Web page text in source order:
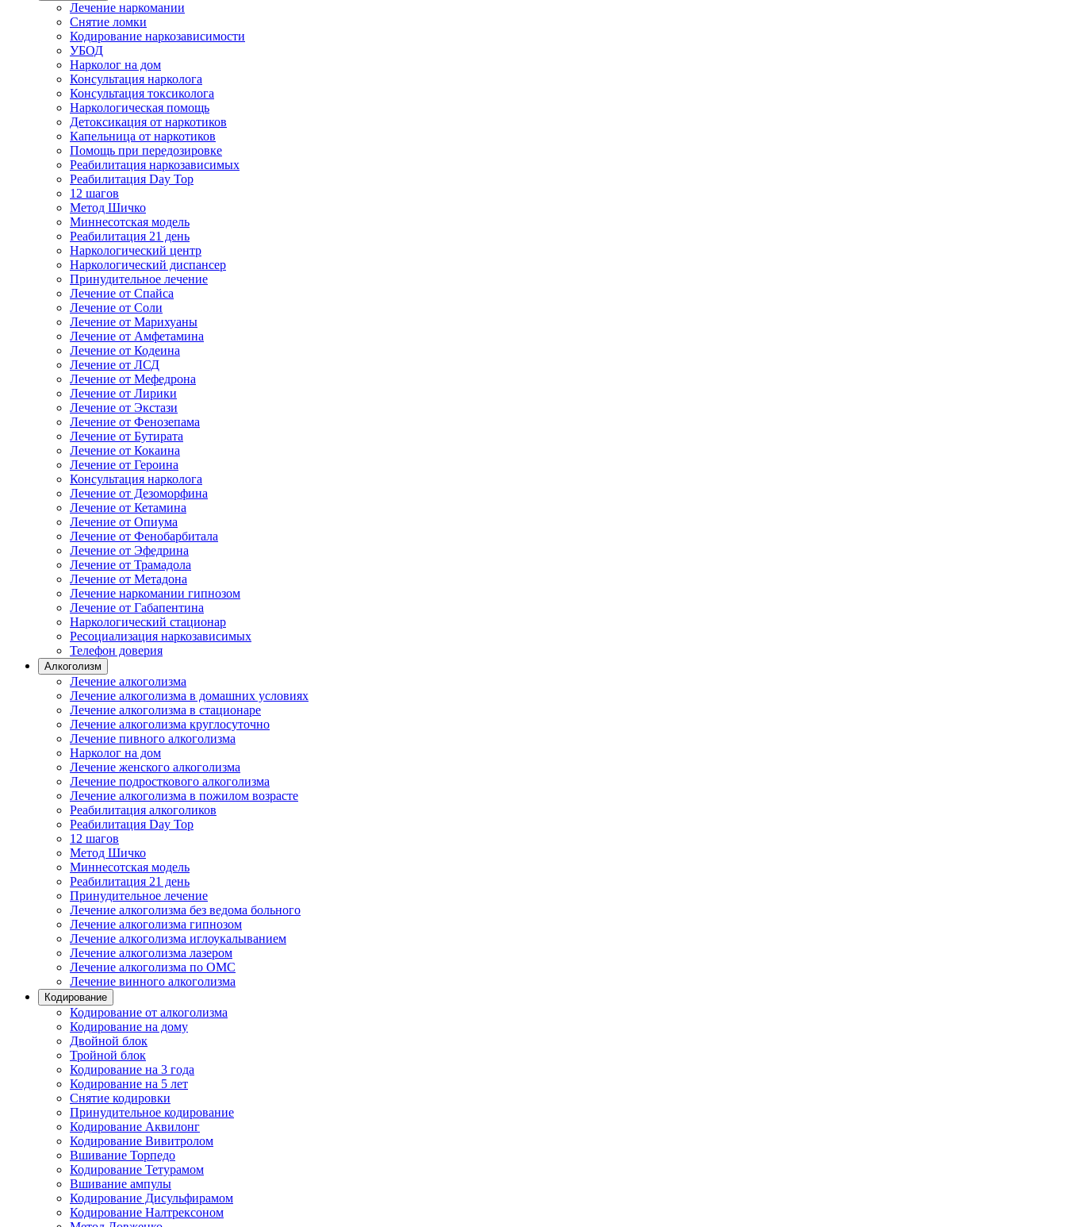
Лечение наркомании
Снятие ломки
Кодирование наркозависимости
УБОД
Нарколог на дом
Консультация нарколога
Консультация токсиколога
Наркологическая помощь
Детоксикация от наркотиков
Капельница от наркотиков
Помощь при передозировке
Реабилитация наркозависимых
Реабилитация Day Top
12 шагов
Метод Шичко
Миннесотская модель
Реабилитация 21 день
Наркологический центр
Наркологический диспансер
Принудительное лечение
Лечение от Спайса
Лечение от Соли
Лечение от Марихуаны
Лечение от Амфетамина
Лечение от Кодеина
Лечение от ЛСД
Лечение от Мефедрона
Лечение от Лирики
Лечение от Экстази
Лечение от Фенозепама
Лечение от Бутирата
Лечение от Кокаина
Лечение от Героина
Консультация нарколога
Лечение от Дезоморфина
Лечение от Кетамина
Лечение от Опиума
Лечение от Фенобарбитала
Лечение от Эфедрина
Лечение от Трамадола
Лечение от Метадона
Лечение наркомании гипнозом
Лечение от Габапентина
Наркологический стационар
Ресоциализация наркозависимых
Телефон доверия
Алкоголизм
Лечение алкоголизма
Лечение алкоголизма в домашних условиях
Лечение алкоголизма в стационаре
Лечение алкоголизма круглосуточно
Лечение пивного алкоголизма
Нарколог на дом
Лечение женского алкоголизма
Лечение подросткового алкоголизма
Лечение алкоголизма в пожилом возрасте
Реабилитация алкоголиков
Реабилитация Day Top
12 шагов
Метод Шичко
Миннесотская модель
Реабилитация 21 день
Принудительное лечение
Лечение алкоголизма без ведома больного
Лечение алкоголизма гипнозом
Лечение алкоголизма иглоукалыванием
Лечение алкоголизма лазером
Лечение алкоголизма по ОМС
Лечение винного алкоголизма
Кодирование
Кодирование от алкоголизма
Кодирование на дому
Двойной блок
Тройной блок
Кодирование на 3 года
Кодирование на 5 лет
Снятие кодировки
Принудительное кодирование
Кодирование Аквилонг
Кодирование Вивитролом
Вшивание Торпедо
Кодирование Тетурамом
Вшивание ампулы
Кодирование Дисульфирамом
Кодирование Налтрексоном